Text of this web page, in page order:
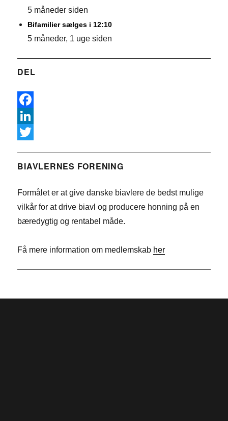
5 måneder siden
Bifamilier sælges i 12:10
5 måneder, 1 uge siden
DEL
F
a
e
o
L
n
e
n
w
t
r
BIAVLERNES FORENING
Formålet er at give danske biavlere de bedst mulige
vilkår for at drive biavl og producere honning på en
bæredygtig og rentabel måde.
Få mere information om medlemskab her